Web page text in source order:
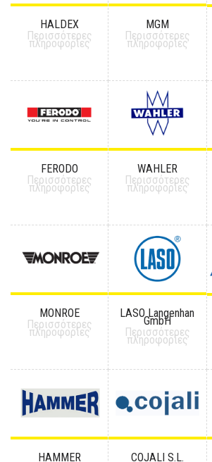
HALDEX
Περισσότερες
πληροφορίες
MGM
Περισσότερες
πληροφορίες
FERODO
Περισσότερες
πληροφορίες
WAHLER
Περισσότερες
πληροφορίες
MONROE
Περισσότερες
πληροφορίες
LASO Langenhan
GmbH
Περισσότερες
πληροφορίες
HAMMER
COJALI S.L.